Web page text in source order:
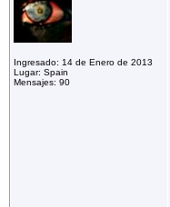
Ingresado: 14 de Enero de 2013
Lugar: Spain
Mensajes: 90